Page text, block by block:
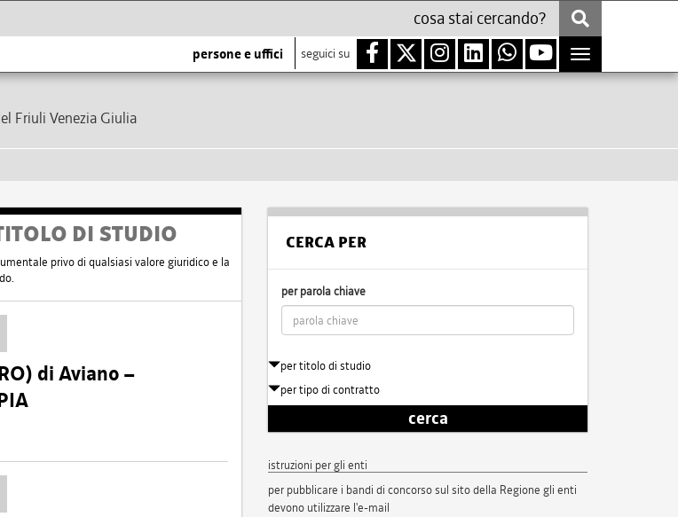
persone e uffici seguici su
Toggle
navigation
Friuli Venezia Giulia
DI STUDIO
privo di qualsiasi valore giuridico e la
di Aviano –
CERCA PER
per parola chiave
per titolo di studio
per tipo di contratto
cerca
istruzioni per gli enti
per pubblicare i bandi di concorso sul sito della Regione gli enti
devono utilizzare l'e-mail